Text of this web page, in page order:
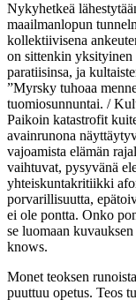
Nykyhetkeä
maailmanlopun
kollektiivisena
on sittenkin yksityinen
paratiisinsa, ja
”Myrsky tuhoaa
tuomiosunnuntai. /
Paikoin katastrofit
avainrunona
vajoamista elämän
vaihtuvat, pysyvänä
yhteiskuntakritiikki
porvarillisuutta,
ei ole pontta. Onko
se luomaan
knows.
Monet teoksen
puuttuu opetus. Teos